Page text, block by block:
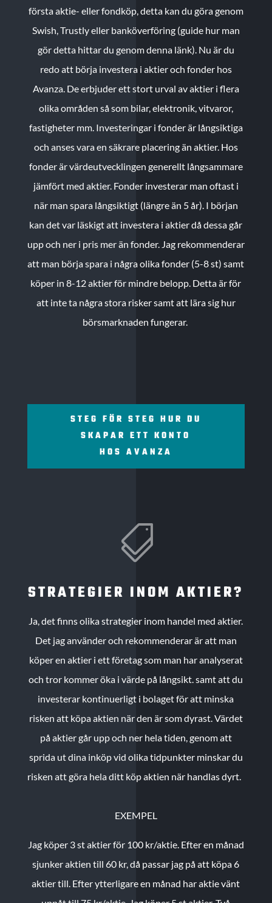
första aktie- eller fondköp, detta kan du göra genom
Swish, Trustly eller banköverföring (guide hur man
gör detta hittar du genom denna länk). Nu är du
redo att börja investera i aktier och fonder hos
Avanza. De erbjuder ett stort urval av aktier i flera
olika områden så som bilar, elektronik, vitvaror,
fastigheter mm. Investeringar i fonder är långsiktiga
och anses vara en säkrare placering än aktier. Hos
fonder är värdeutvecklingen generellt långsammare
jämfört med aktier. Fonder investerar man oftast i
när man spara långsiktigt (längre än 5 år). I början
kan det var läskigt att investera i aktier då dessa går
upp och ner i pris mer än fonder. Jag rekommenderar
att man börja spara i några olika fonder (5-8 st) samt
köper in 8-12 aktier för mindre belopp. Detta är för
att inte ta några stora risker samt att lära sig hur
börsmarknaden fungerar.
STEG FÖR STEG HUR DU
SKAPAR ETT KONTO
HOS AVANZA

STRATEGIER INOM AKTIER?
Ja, det finns olika strategier inom handel med aktier.
Det jag använder och rekommenderar är att man
köper en aktier i ett företag som man har analyserat
och tror kommer öka i värde på långsikt. samt att du
investerar kontinuerligt i bolaget för att minska
risken att köpa aktien när den är som dyrast. Värdet
på aktier går upp och ner hela tiden, genom att
sprida ut dina inköp vid olika tidpunkter minskar du
risken att göra hela ditt köp aktien när handlas dyrt.
EXEMPEL
Jag köper 3 st aktier för 100 kr/aktie. Efter en månad
sjunker aktien till 60 kr, då passar jag på att köpa 6
aktier till. Efter ytterligare en månad har aktie vänt